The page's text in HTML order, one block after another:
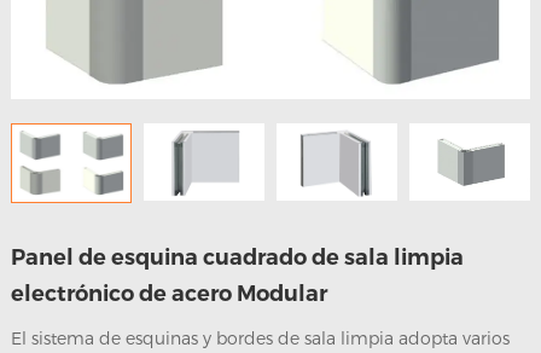
Panel de esquina cuadrado de sala limpia
electrónico de acero Modular
El sistema de esquinas y bordes de sala limpia adopta varios